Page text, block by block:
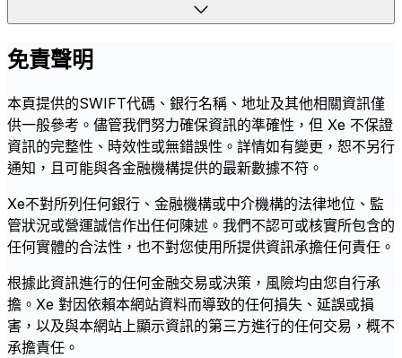
免責聲明
本頁提供的SWIFT代碼、銀行名稱、地址及其他相關資訊僅
供一般參考。儘管我們努力確保資訊的準確性，但 Xe 不保證
資訊的完整性、時效性或無錯誤性。詳情如有變更，恕不另行
通知，且可能與各金融機構提供的最新數據不符。
Xe不對所列任何銀行、金融機構或中介機構的法律地位、監
管狀況或營運誠信作出任何陳述。我們不認可或核實所包含的
任何實體的合法性，也不對您使用所提供資訊承擔任何責任。
根據此資訊進行的任何金融交易或決策，風險均由您自行承
擔。Xe 對因依賴本網站資料而導致的任何損失、延誤或損
害，以及與本網站上顯示資訊的第三方進行的任何交易，概不
承擔責任。